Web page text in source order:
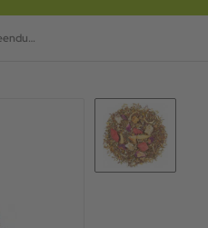
Grüner Honigbusch Feenduft®